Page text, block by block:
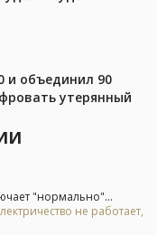
и объединил 90
утерянный
"нормально"...
не работает,